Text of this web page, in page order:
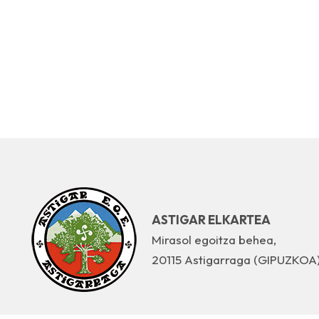
ASTIGAR ELKARTEA
Mirasol egoitza behea,
20115 Astigarraga